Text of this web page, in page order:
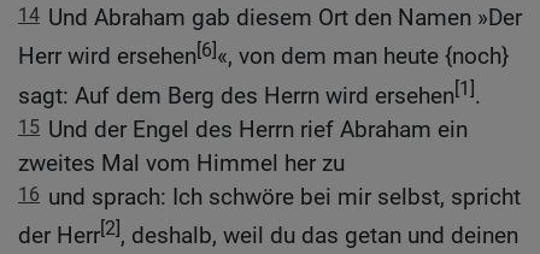
14 Und Abraham gab diesem Ort den Namen »Der
Herr wird ersehen[6]«, von dem man heute {noch}
sagt: Auf dem Berg des Herrn wird ersehen[1].
15 Und der Engel des Herrn rief Abraham ein
zweites Mal vom Himmel her zu
16 und sprach: Ich schwöre bei mir selbst, spricht
der Herr[2], deshalb, weil du das getan und deinen